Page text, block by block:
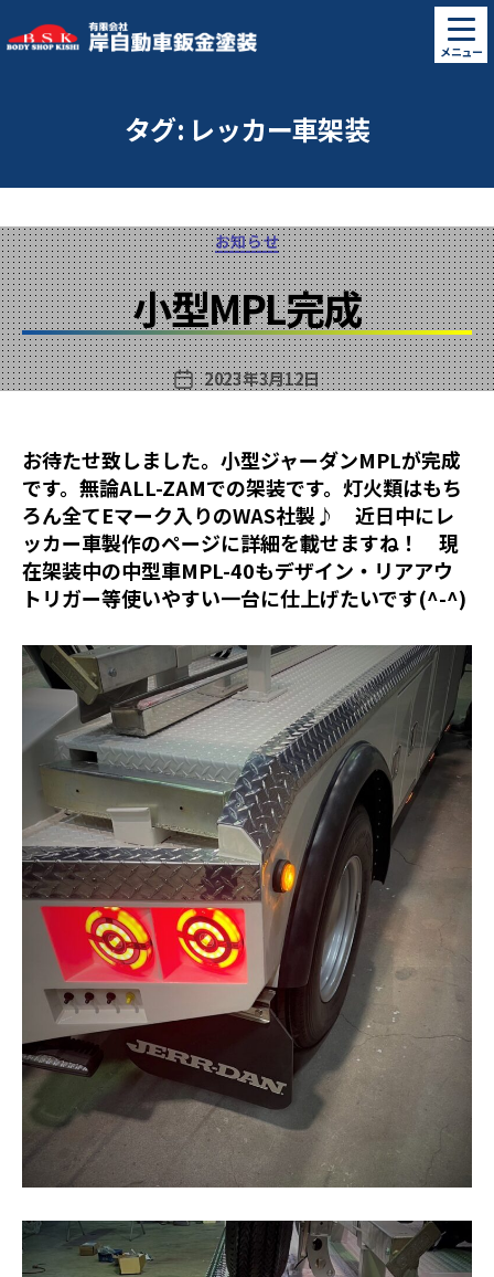
有
動
鈑
金
塗
装
メニュー
タグ: レッカー車架装
カ
テ
ゴ
リ
ー
お知らせ
小型MPL完成
投 2023年3月12日
お待たせ致しました。小型ジャーダンMPLが完成
です。無論ALL-ZAMでの架装です。灯火類はもち
ろん全てEマーク入りのWAS社製♪ 近日中にレ
ッカー車製作のページに詳細を載せますね！ 現
在架装中の中型車MPL-40もデザイン・リアアウ
トリガー等使いやすい一台に仕上げたいです(^-^)